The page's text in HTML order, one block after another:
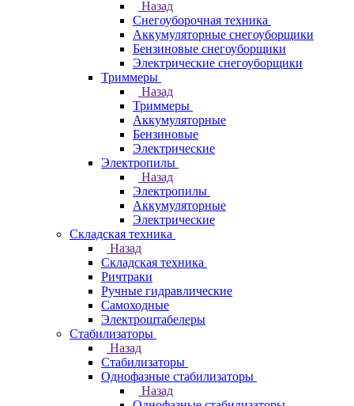
Назад
Снегоуборочная техника
Аккумуляторные снегоуборщики
Бензиновые снегоуборщики
Электрические снегоуборщики
Триммеры
Назад
Триммеры
Аккумуляторные
Бензиновые
Электрические
Электропилы
Назад
Электропилы
Аккумуляторные
Электрические
Складская техника
Назад
Складская техника
Ричтраки
Ручные гидравлические
Самоходные
Электроштабелеры
Стабилизаторы
Назад
Стабилизаторы
Однофазные стабилизаторы
Назад